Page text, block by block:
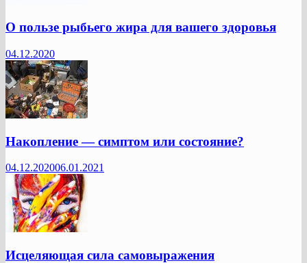
О пользе рыбьего жира для вашего здоровья
04.12.2020
Накопление — симптом или состояние?
04.12.202006.01.2021
Исцеляющая сила самовыражения